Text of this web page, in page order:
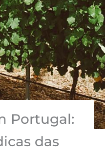
Portugal:
das